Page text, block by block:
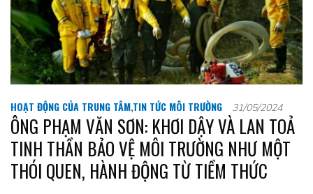
HOẠT ĐỘNG CỦA TRUNG TÂM,TIN TỨC MÔI TRƯỜNG 31/05/2024
ÔNG PHẠM VĂN SƠN: KHƠI DẬY VÀ LAN TOẢ
TINH THẦN BẢO VỆ MÔI TRƯỜNG NHƯ MỘT
THÓI QUEN, HÀNH ĐỘNG TỪ TIỀM THỨC